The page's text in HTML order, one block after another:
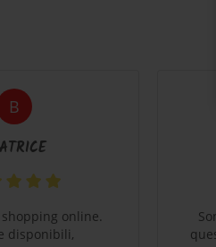
B
online.
disponibili,